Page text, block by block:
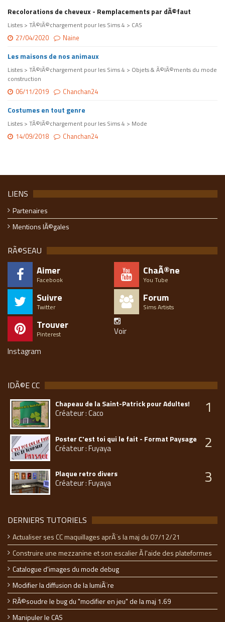
Recolorations de cheveux - Remplacements par dÃ©faut
Listes > TÃ©lÃ©chargement pour les Sims 4 > CAS
27/04/2020 Naine
Les maisons de nos animaux
Listes > TÃ©lÃ©chargement pour les Sims 4 > Objets & Ã©lÃ©ments du mode
construction
06/11/2019 Chanchan24
Costumes en tout genre
Listes > TÃ©lÃ©chargement pour les Sims 4 > Mode
14/09/2018 Chanchan24
LIENS
Partenaires
Mentions lÃ©gales
RÃ©SEAU
Aimer
Facebook
ChaÃ®ne
You Tube
Suivre
Twitter
Forum
Sims Artists
Trouver
Pinterest
Voir
Instagram
IDÃ©E CC
Chapeau de la Saint-Patrick pour Adultes!
Créateur : Caco 1
Poster C'est toi qui le fait - Format Paysage
Créateur : Fuyaya 2
Plaque retro divers
Créateur : Fuyaya 3
DERNIERS TUTORIELS
Actualiser ses CC maquillages aprÃ¨s la maj du 07/12/21
Construire une mezzanine et son escalier Ã l'aide des plateformes
Catalogue d'images du mode debug
Modifier la diffusion de la lumiÃ¨re
RÃ©soudre le bug du "modifier en jeu" de la maj 1.69
Manipuler le CAS